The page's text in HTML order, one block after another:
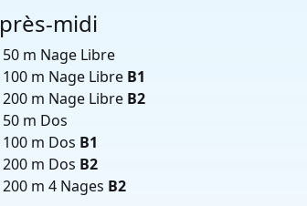
midi
50 m Nage Libre
100 m Nage Libre B1
200 m Nage Libre B2
50 m Dos
100 m Dos B1
200 m Dos B2
200 m 4 Nages B2